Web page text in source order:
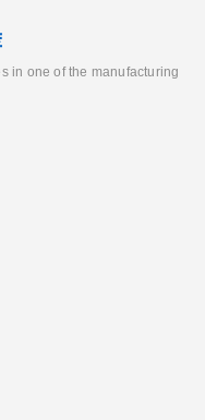
in one of the manufacturing